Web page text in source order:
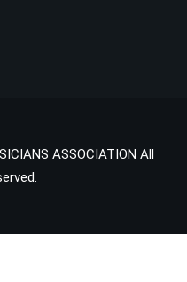
ASSOCIATION All